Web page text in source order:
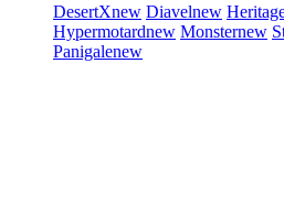
DesertXnew Diavelnew
Hypermotardnew Monsternew
Panigalenew